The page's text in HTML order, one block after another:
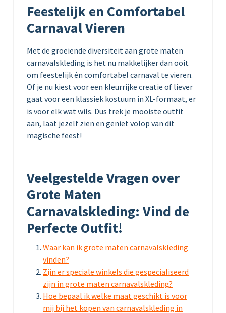
Feestelijk en Comfortabel
Carnaval Vieren
Met de groeiende diversiteit aan grote maten
carnavalskleding is het nu makkelijker dan ooit
om feestelijk én comfortabel carnaval te vieren.
Of je nu kiest voor een kleurrijke creatie of liever
gaat voor een klassiek kostuum in XL-formaat, er
is voor elk wat wils. Dus trek je mooiste outfit
aan, laat jezelf zien en geniet volop van dit
magische feest!
Veelgestelde Vragen over
Grote Maten
Carnavalskleding: Vind de
Perfecte Outfit!
Waar kan ik grote maten carnavalskleding
vinden?
Zijn er speciale winkels die gespecialiseerd
zijn in grote maten carnavalskleding?
Hoe bepaal ik welke maat geschikt is voor
mij bij het kopen van carnavalskleding in